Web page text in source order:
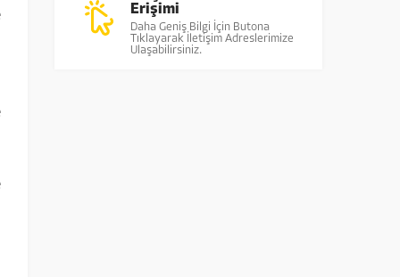
Erişimi
Daha Geniş Bilgi İçin Butona
Tıklayarak İletişim Adreslerimize
Ulaşabilirsiniz.